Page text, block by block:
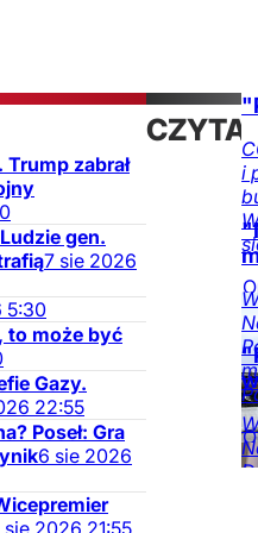
zabrał
gen.
7 sie 2026
5:30
to może być
Gazy.
22:55
Poseł: Gra
6 sie 2026
sie 2026 21:55
CZYTAJ
TAKŻEi